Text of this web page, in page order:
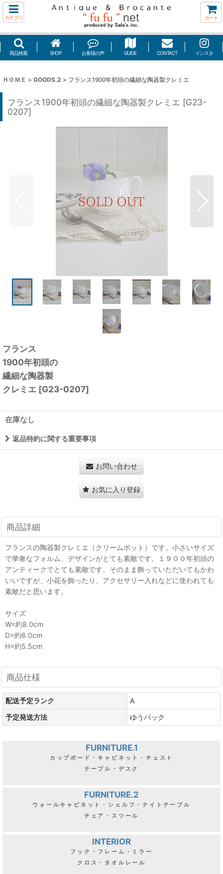
カテゴリ カート
商品検索 SHOP お客様の声 GUIDE CONTACT インスタ
ＨＯＭＥ > GOODS.2 > フランス1900年初頭の繊細な陶器製クレミエ
フランス1900年初頭の繊細な陶器製クレミエ [G23-
0207]
フランス
1900年初頭の
繊細な陶器製
クレミエ [G23-0207]
在庫なし
返品特約に関する重要事項
お問い合わせ
お気に入り登録
商品詳細
フランスの陶器製クレミエ（クリームポット）です。小さいサイズ
で華奢なフォルム、デザインがとても素敵です。１９００年初頭の
アンティークでとても素敵です。そのまま飾っていただいてもかわ
いいですが、小花を飾ったり、アクセサリー入れなどに使われても
素敵だと思います。
サイズ
W=約8.0cm
D=約6.0cm
H=約5.5cm
商品仕様
配送予定ランク
A
予定発送方法
ゆうパック
FURNITURE.1
カップボード・キャビネット・チェスト
テーブル・デスク
FURNITURE.2
ウォールキャビネット・シェルフ・ナイトテーブル
チェア・スツール
INTERIOR
フック・フレーム・ミラー
クロス・タオルレール